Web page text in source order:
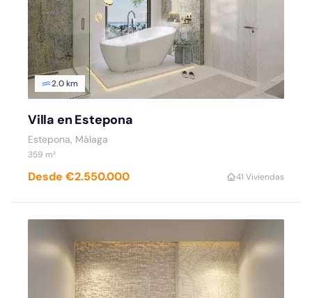
2.0 km
Villa en Estepona
Estepona, Málaga
359 m²
Desde €2.550.000 41 Viviendas